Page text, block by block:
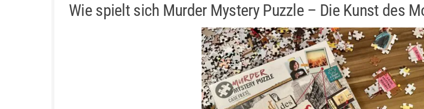
Wie spielt sich Murder Mystery Puzzle – Die Kunst des